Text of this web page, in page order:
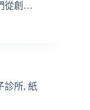
從創…
診所, 紙